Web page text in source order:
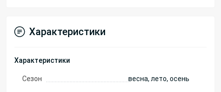
Характеристики
Характеристики
Сезон весна, лето, осень